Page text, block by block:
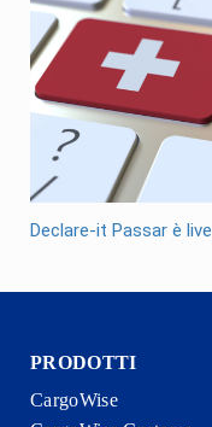
Declare-it Passar è live
PRODOTTI
CargoWise